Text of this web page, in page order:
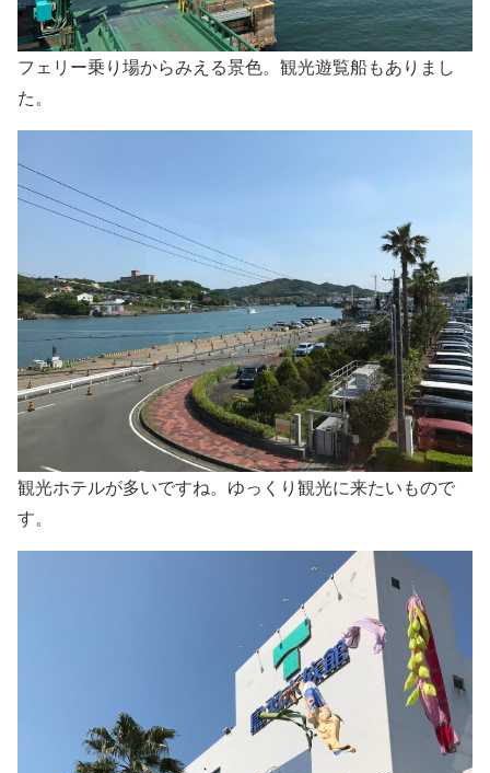
フェリー乗り場からみえる景色。観光遊覧船もありまし
た。
観光ホテルが多いですね。ゆっくり観光に来たいもので
す。